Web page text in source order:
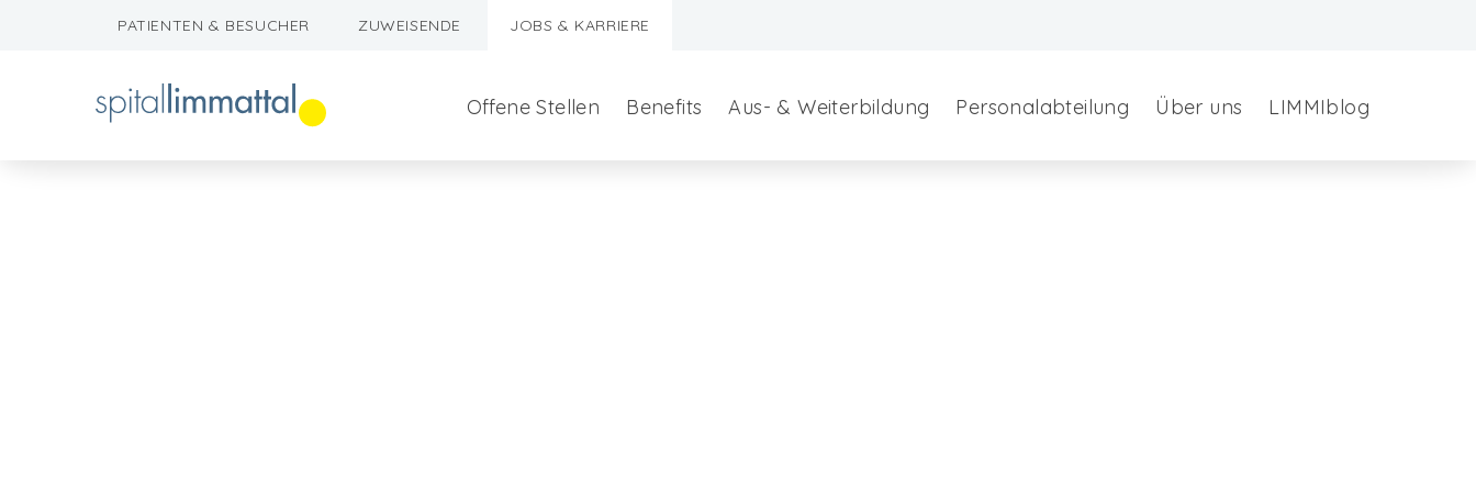
PATIENTEN & BESUCHER ZUWEISENDE JOBS & KARRIERE
Offene Stellen Benefits Aus- & Weiterbildung Personalabteilung Über uns LIMMIblog